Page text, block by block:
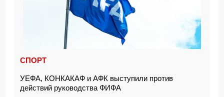
СПОРТ
УЕФА, КОНКАКАФ и АФК выступили против
действий руководства ФИФА